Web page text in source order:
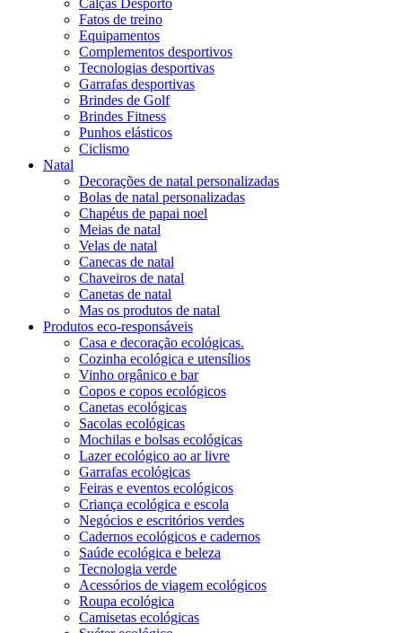
Fatos de treino
Equipamentos
Complementos desportivos
Tecnologias desportivas
Garrafas desportivas
Brindes de Golf
Brindes Fitness
Punhos elásticos
Ciclismo
Natal
Decorações de natal personalizadas
Bolas de natal personalizadas
Chapéus de papai noel
Meias de natal
Velas de natal
Canecas de natal
Chaveiros de natal
Canetas de natal
Mas os produtos de natal
Produtos eco-responsáveis
Casa e decoração ecológicas.
Cozinha ecológica e utensílios
Vinho orgânico e bar
Copos e copos ecológicos
Canetas ecológicas
Sacolas ecológicas
Mochilas e bolsas ecológicas
Lazer ecológico ao ar livre
Garrafas ecológicas
Feiras e eventos ecológicos
Criança ecológica e escola
Negócios e escritórios verdes
Cadernos ecológicos e cadernos
Saúde ecológica e beleza
Tecnologia verde
Acessórios de viagem ecológicos
Roupa ecológica
Camisetas ecológicas